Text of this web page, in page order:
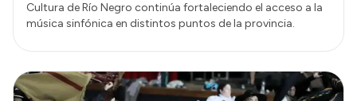
Cultura de Río Negro continúa fortaleciendo el acceso a la
música sinfónica en distintos puntos de la provincia.